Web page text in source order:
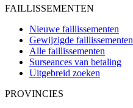
FAILLISSEMENTEN
Nieuwe faillissementen
Gewijzigde faillissementen
Alle faillissementen
Surseances van betaling
Uitgebreid zoeken
PROVINCIES